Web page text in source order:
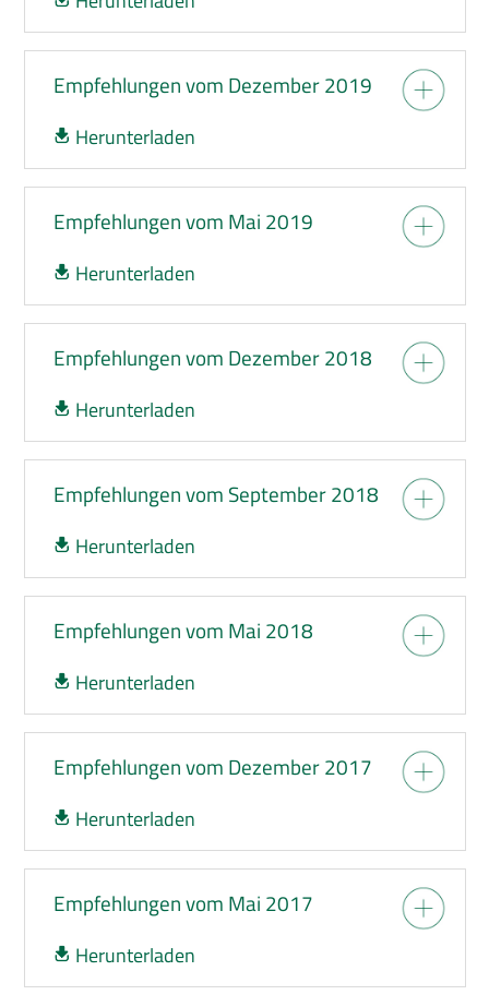
Empfehlungen vom Dezember 2019
Herunterladen
Empfehlungen vom Mai 2019
Herunterladen
Empfehlungen vom Dezember 2018
Herunterladen
Empfehlungen vom September 2018
Herunterladen
Empfehlungen vom Mai 2018
Herunterladen
Empfehlungen vom Dezember 2017
Herunterladen
Empfehlungen vom Mai 2017
Herunterladen